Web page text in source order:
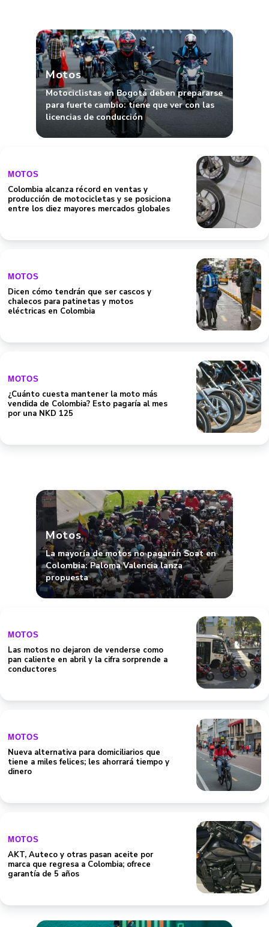
Motos
Motociclistas en Bogotá deben prepararse
para fuerte cambio: tiene que ver con las
licencias de conducción
MOTOS
Colombia alcanza récord en ventas y
producción de motocicletas y se posiciona
entre los diez mayores mercados globales
MOTOS
Dicen cómo tendrán que ser cascos y
chalecos para patinetas y motos
eléctricas en Colombia
MOTOS
¿Cuánto cuesta mantener la moto más
vendida de Colombia? Esto pagaría al mes
por una NKD 125
Motos
La mayoría de motos no pagarán Soat en
Colombia: Paloma Valencia lanza
propuesta
pan caliente en abril y la cifra sorprende a
conductores
tiene a miles felices; les ahorrará tiempo y
dinero
marca que regresa a Colombia; ofrece
garantía de 5 años